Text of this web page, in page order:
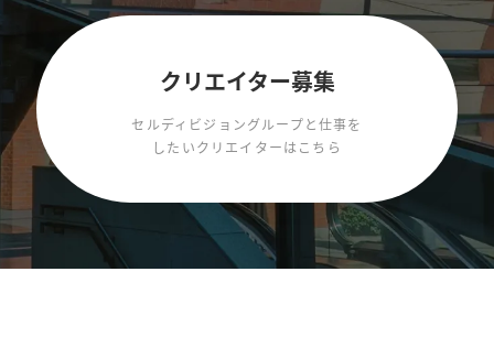
クリエイター募集
セルディビジョングループと仕事を
したいクリエイターはこちら